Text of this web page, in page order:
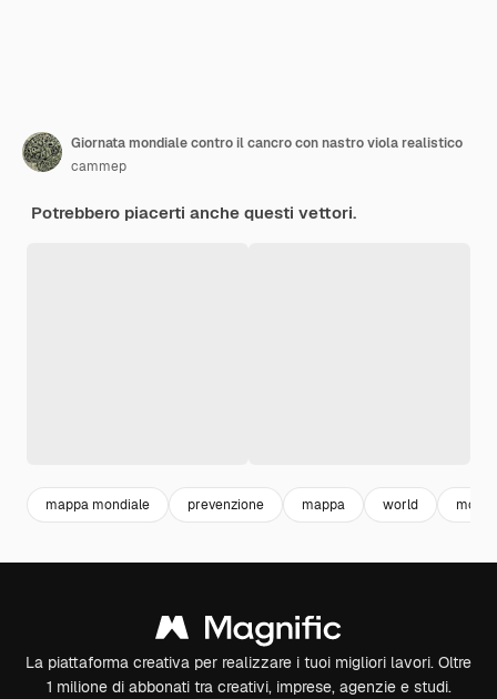
Giornata mondiale contro il cancro con nastro viola realistico
cammep
Potrebbero piacerti anche questi vettori.
mappa mondiale prevenzione mappa world
La piattaforma creativa per realizzare i tuoi migliori lavori. Oltre
1 milione di abbonati tra creativi, imprese, agenzie e studi.